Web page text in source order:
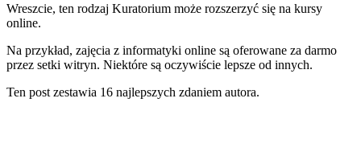
Wreszcie, ten rodzaj Kuratorium może rozszerzyć się na kursy
online.
Na przykład, zajęcia z informatyki online są oferowane za darmo
przez setki witryn. Niektóre są oczywiście lepsze od innych.
Ten post zestawia 16 najlepszych zdaniem autora.